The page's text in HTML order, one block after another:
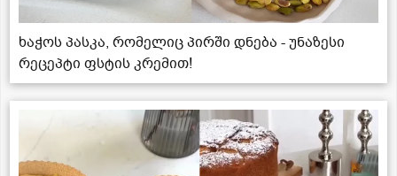
ხაჭოს პასკა, რომელიც პირში დნება - უნაზესი
რეცეპტი ფსტის კრემით!